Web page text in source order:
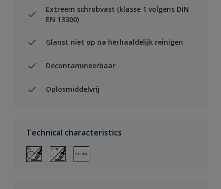
Extreem schrobvast (klasse 1 volgens DIN
EN 13300)
Glanst niet op na herhaaldelijk reinigen
Decontamineerbaar
Oplosmiddelvrij
Technical characteristics